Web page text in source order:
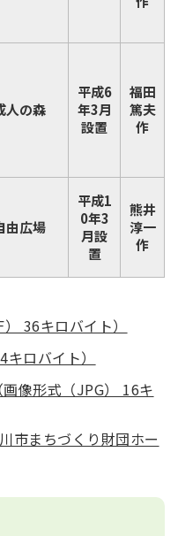
人の森
平成6
年3月
設置
福田
篤夫
作
由広場
平成1
0年3
月設
置
熊井
淳一
作
36キロバイト）
ロバイト）
像形式（JPG） 16キ
市まちづくり財団ホー